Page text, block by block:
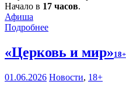
Начало в 17 часов.
Афиша
Подробнее
«Церковь и мир»18+
01.06.2026 Новости, 18+